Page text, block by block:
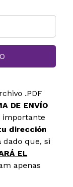
.PDF
DE ENVÍO
importante
tu dirección
dado que, si
EL
apenas